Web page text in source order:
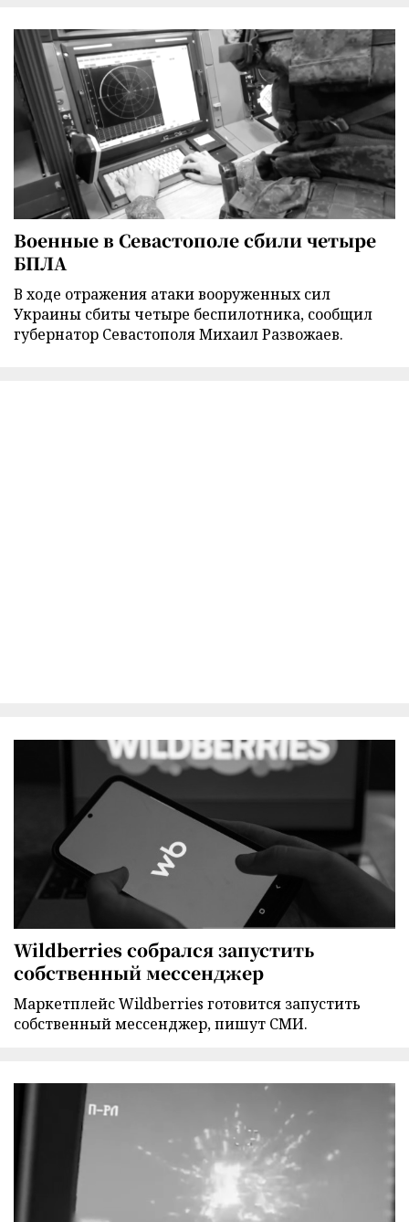
Военные в Севастополе сбили четыре
БПЛА
В ходе отражения атаки вооруженных сил
Украины сбиты четыре беспилотника, сообщил
губернатор Севастополя Михаил Развожаев.
Wildberries собрался запустить
собственный мессенджер
Маркетплейс Wildberries готовится запустить
собственный мессенджер, пишут СМИ.